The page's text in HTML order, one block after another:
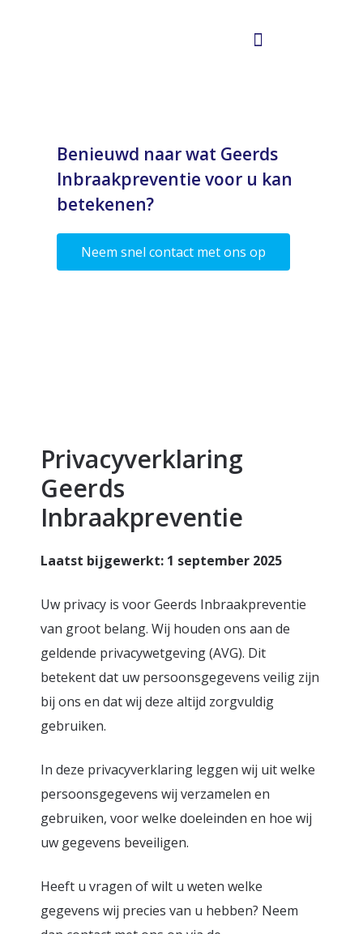
Benieuwd naar wat Geerds
Inbraakpreventie voor u kan
betekenen?
Neem snel contact met ons op
Privacyverklaring
Geerds
Inbraakpreventie
Laatst bijgewerkt: 1 september 2025
Uw privacy is voor Geerds Inbraakpreventie
van groot belang. Wij houden ons aan de
geldende privacywetgeving (AVG). Dit
betekent dat uw persoonsgegevens veilig zijn
bij ons en dat wij deze altijd zorgvuldig
gebruiken.
In deze privacyverklaring leggen wij uit welke
persoonsgegevens wij verzamelen en
gebruiken, voor welke doeleinden en hoe wij
uw gegevens beveiligen.
Heeft u vragen of wilt u weten welke
gegevens wij precies van u hebben? Neem